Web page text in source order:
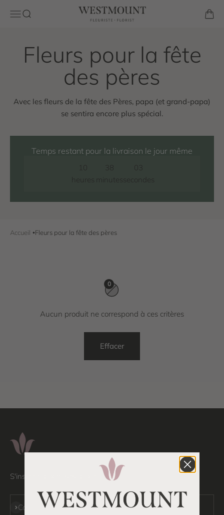
Ouvrir la navigation
Ouvrir la rechercheWestmount Florist Voir
Avec les fleurs de la fête des Pères, papa (et grand-papa)
se sentira encore plus spécial.
Temps restant pour la livraison le jour même
10
heures
38
minutes
02
secondes
Accueil Fleurs pour la fête des pères
0
Aucun produit ne correspond à ces critères
Effacer
S'inscrire aux mises à jour
Courriel
S'inscrire